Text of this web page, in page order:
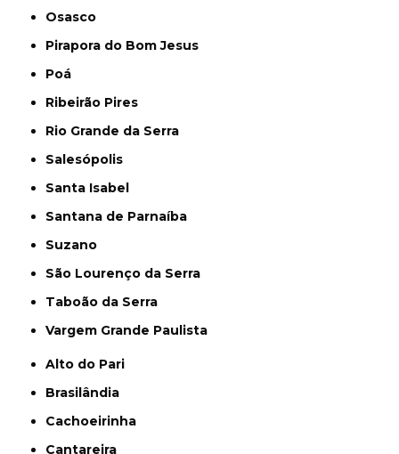
Osasco
Pirapora do Bom Jesus
Poá
Ribeirão Pires
Rio Grande da Serra
Salesópolis
Santa Isabel
Santana de Parnaíba
Suzano
São Lourenço da Serra
Taboão da Serra
Vargem Grande Paulista
Alto do Pari
Brasilândia
Cachoeirinha
Cantareira